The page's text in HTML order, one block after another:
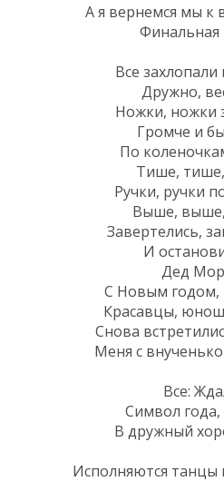
А я вернемся мы к
Финальная
Все
Дружно,
Ножки, ножки
Громче и
По
Тише,
Ручки, ручки
Выше,
Завертелись,
И
Дед
С Новым годом,
Красавцы,
Снова
Меня с
Все:
Символ года,
В дружный
Исполняются танцы